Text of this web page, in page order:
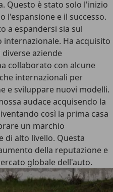
Questo è stato solo l'inizio
l'espansione e il successo.
a espandersi sia sul
Ha acquisito
aziende
collaborato con alcune
internazionali per
e sviluppare nuovi modelli.
audace acquisendo la
così la prima casa
un marchio
di alto livello. Questa
della reputazione e
globale dell'auto.